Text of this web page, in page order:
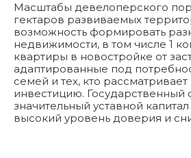
Масштабы девелоперского
гектаров развиваемых
возможность формировать
недвижимости, в том числе 1
квартиры в новостройке от
адаптированные под
семей и тех, кто рассматривает
инвестицию. Государственный
значительный уставной
высокий уровень доверия и